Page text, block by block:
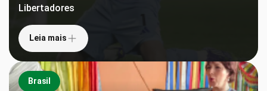
Libertadores
Leia mais
Brasil